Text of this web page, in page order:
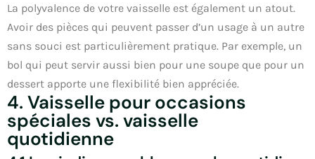
La polyvalence de votre vaisselle est également un atout.
Avoir des pièces qui peuvent passer d’un usage à un autre
sans souci est particulièrement pratique. Par exemple, un
bol qui peut servir aussi bien pour une soupe que pour un
dessert apporte une flexibilité bien appréciée.
4. Vaisselle pour occasions
spéciales vs. vaisselle
quotidienne